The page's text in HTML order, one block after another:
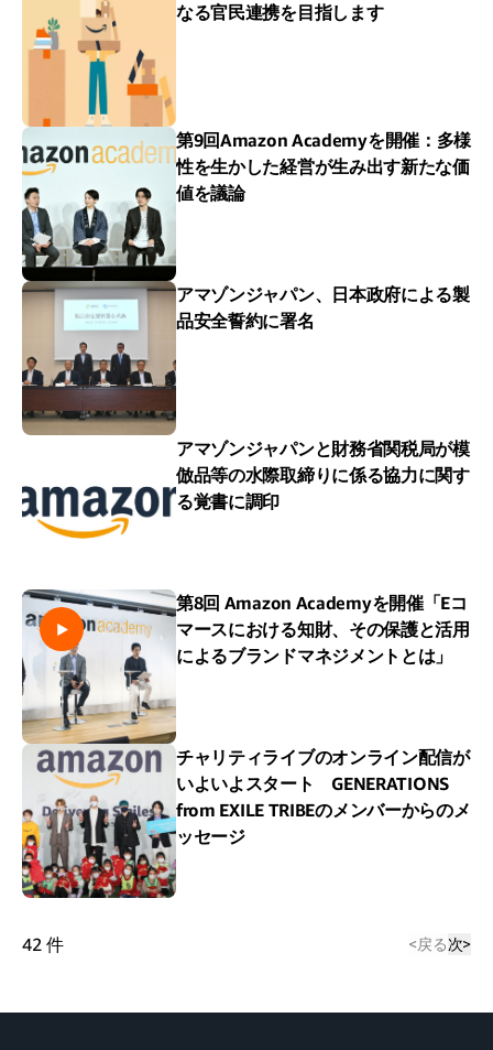
なる官民連携を目指します
第9回Amazon Academyを開催：多様
性を生かした経営が生み出す新たな価
値を議論
アマゾンジャパン、日本政府による製
品安全誓約に署名
アマゾンジャパンと財務省関税局が模
倣品等の水際取締りに係る協力に関す
る覚書に調印
第8回 Amazon Academyを開催「Eコ
マースにおける知財、その保護と活用
によるブランドマネジメントとは」
チャリティライブのオンライン配信が
いよいよスタート GENERATIONS
from EXILE TRIBEのメンバーからのメ
ッセージ
42 件 <戻る次>